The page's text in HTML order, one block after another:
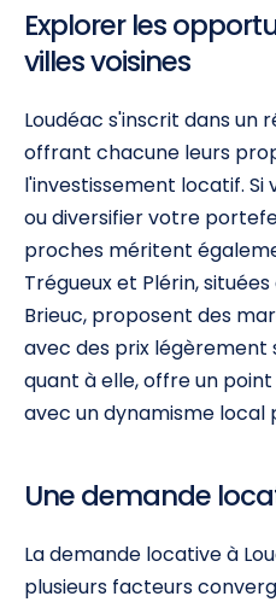
Explorer les
villes voisines
Loudéac s'inscrit dans un
offrant chacune leurs
l'investissement locatif.
ou diversifier votre
proches méritent
Trégueux et Plérin,
Brieuc, proposent des
avec des prix légèrement
quant à elle, offre un
avec un dynamisme local
Une demande
La demande locative à
plusieurs facteurs